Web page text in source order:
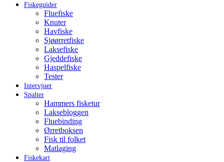
Fiskeguider
Fluefiske
Knuter
Havfiske
Sjøørretfiske
Laksefiske
Gjeddefiske
Haspelfiske
Tester
Intervjuer
Spalter
Hammers fisketur
Laksebloggen
Fluebinding
Ørretboksen
Fisk til folket
Matlaging
Fiskekart